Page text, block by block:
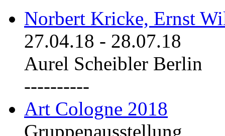
Norbert Kricke, Ernst
27.04.18 - 28.07.18
Aurel Scheibler Berlin
----------
Art Cologne 2018
Gruppenausstellung